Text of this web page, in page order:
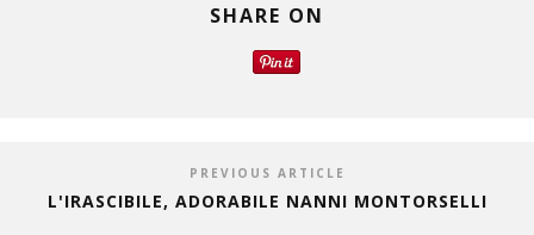
SHARE ON
PREVIOUS ARTICLE
L'IRASCIBILE, ADORABILE NANNI MONTORSELLI